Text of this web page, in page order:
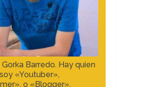
Barredo. Hay quien
«Youtuber»,
o «Blogger».